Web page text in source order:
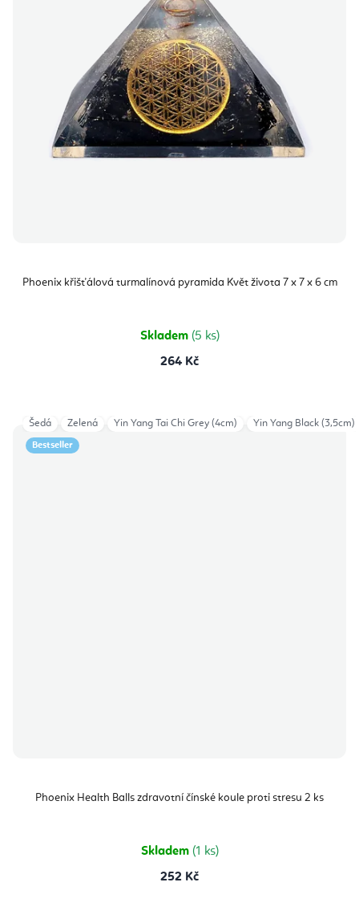
Phoenix křišťálová turmalínová pyramida Květ života 7 x 7 x 6 cm
Skladem (5 ks)
264 Kč
Bestseller
Phoenix Health Balls zdravotní čínské koule proti stresu 2 ks
Skladem (1 ks)
252 Kč
Šedá Zelená Yin Yang Tai Chi Grey (4cm) Yin Yang Black (3,5cm)